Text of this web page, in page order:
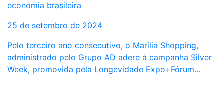
economia brasileira
25 de setembro de 2024
Pelo terceiro ano consecutivo, o Marília Shopping,
administrado pelo Grupo AD adere à campanha Silver
Week, promovida pela Longevidade Expo+Fórum…